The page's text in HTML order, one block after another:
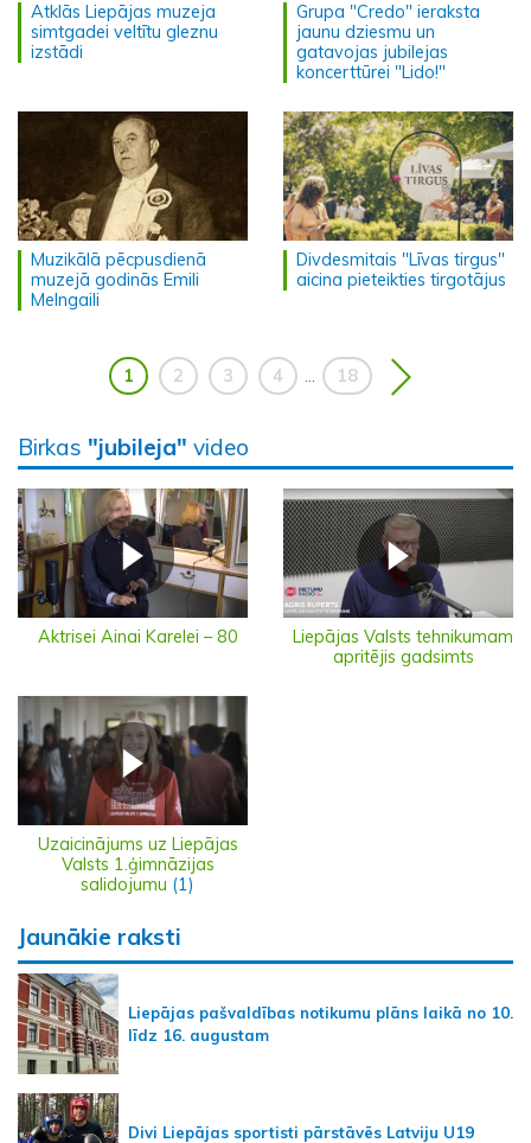
Atklās Liepājas muzeja
simtgadei veltītu gleznu
izstādi
Grupa "Credo" ieraksta
jaunu dziesmu un
gatavojas jubilejas
koncerttūrei "Lido!"
Muzikālā pēcpusdienā
muzejā godinās Emili
Melngaili
Divdesmitais "Līvas tirgus"
aicina pieteikties tirgotājus
1 2 3 4 18
Birkas "jubileja" video
Aktrisei Ainai Karelei – 80
Liepājas Valsts tehnikumam
apritējis gadsimts
Uzaicinājums uz Liepājas
Valsts 1.ģimnāzijas
salidojumu (1)
Jaunākie raksti
Liepājas pašvaldības notikumu plāns laikā no 10.
līdz 16. augustam
Divi Liepājas sportisti pārstāvēs Latviju U19